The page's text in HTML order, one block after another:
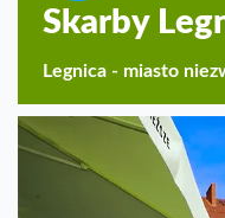
Skarby
Legnica - miasto